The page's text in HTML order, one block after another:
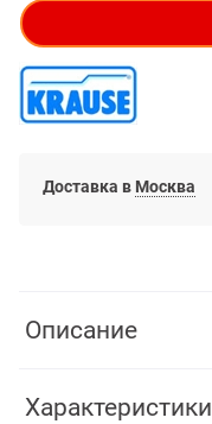
Доставка в Москва
Описание
Характеристики